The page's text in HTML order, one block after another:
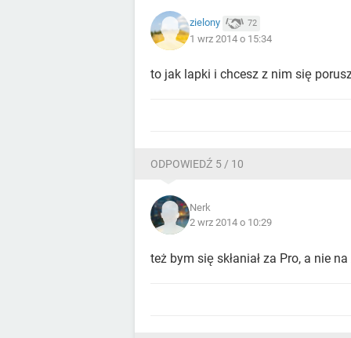
zielony 72
1 wrz 2014 o 15:34
to jak lapki i chcesz z nim się
ODPOWIEDŹ 5 / 10
Nerk
2 wrz 2014 o 10:29
też bym się skłaniał za Pro, a nie